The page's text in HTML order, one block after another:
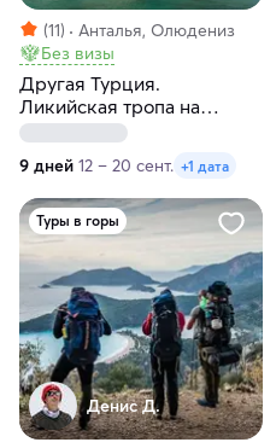
(11)
Анталья, Олюдениз
Без визы
Другая Турция.
Ликийская тропа на
максималках!
9 дней 12 – 20 сент. +1 дата
Туры в горы
Денис Д.